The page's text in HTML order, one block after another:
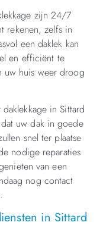
zijn 24/7
rekenen, zelfs in
een daklek kan
en efficiënt te
uw huis weer droog
in Sittard
uw dak in goede
snel ter plaatse
nodige reparaties
van een
nog contact
in Sittard